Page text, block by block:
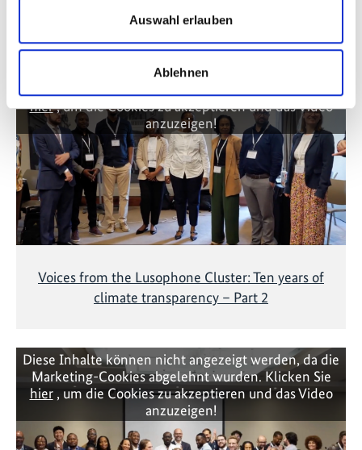
Auswahl erlauben
Ablehnen
Videos zum Projekt
Diese Inhalte können nicht angezeigt werden, da die
hier, um die Cookies zu akzeptieren und das Video
anzuzeigen!
Voices from the Lusophone Cluster: Ten years of
climate transparency – Part 2
Diese Inhalte können nicht angezeigt werden, da die
Marketing-Cookies abgelehnt wurden. Klicken Sie
hier, um die Cookies zu akzeptieren und das Video
anzuzeigen!